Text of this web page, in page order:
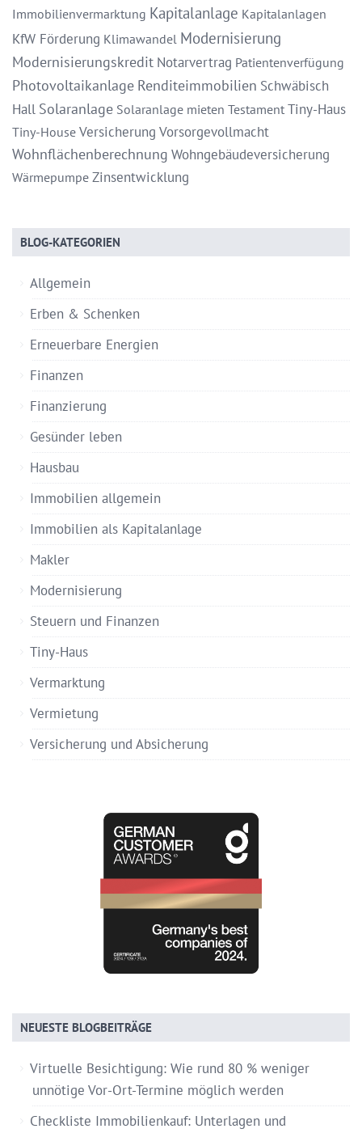
Immobilienvermarktung Kapitalanlage Kapitalanlagen
KfW Förderung Klimawandel Modernisierung
Modernisierungskredit Notarvertrag Patientenverfügung
Photovoltaikanlage Renditeimmobilien Schwäbisch
Hall Solaranlage Solaranlage mieten TestamentTiny-Haus
Tiny-HouseVersicherung Vorsorgevollmacht
Wohnflächenberechnung Wohngebäudeversicherung
WärmepumpeZinsentwicklung
BLOG-KATEGORIEN
Allgemein
Erben & Schenken
Erneuerbare Energien
Finanzen
Finanzierung
Gesünder leben
Hausbau
Immobilien allgemein
Immobilien als Kapitalanlage
Makler
Modernisierung
Steuern und Finanzen
Tiny-Haus
Vermarktung
Vermietung
Versicherung und Absicherung
NEUESTE BLOGBEITRÄGE
Virtuelle Besichtigung: Wie rund 80 % weniger
unnötige Vor-Ort-Termine möglich werden
Checkliste Immobilienkauf: Unterlagen und